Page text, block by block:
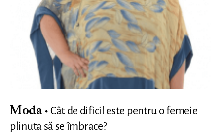
Moda
Cât de dificil este pentru o femeie
plinuta să se îmbrace?